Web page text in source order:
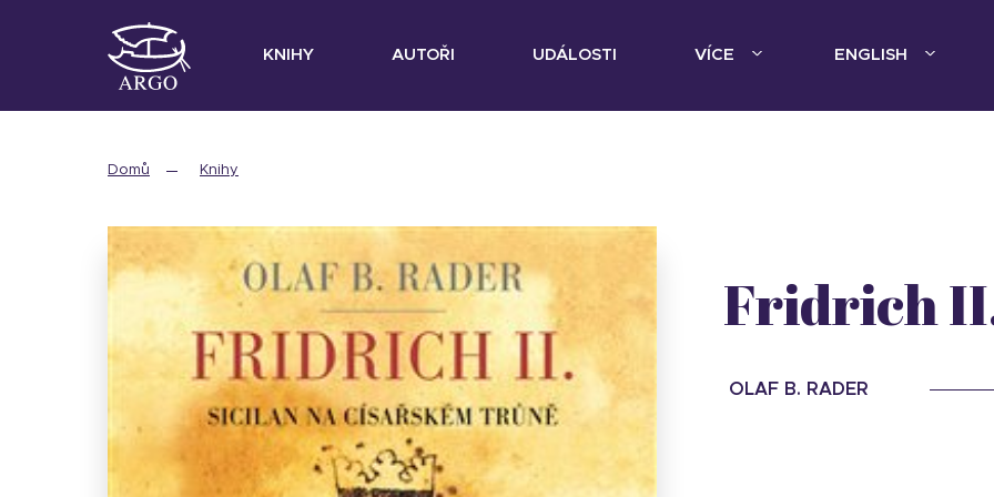
KNIHY AUTOŘI UDÁLOSTI VÍCE ENGLISH
Domů Knihy
Fridrich
OLAF B. RADER